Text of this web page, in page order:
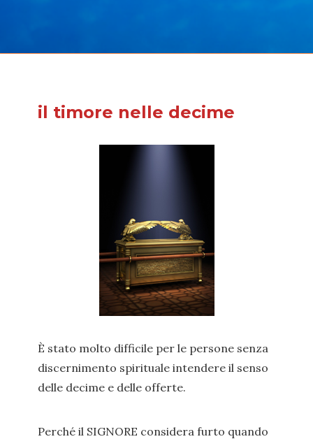
il timore nelle decime
È stato molto difficile per le persone senza
discernimento spirituale intendere il senso
delle decime e delle offerte.
Perché il SIGNORE considera furto quando